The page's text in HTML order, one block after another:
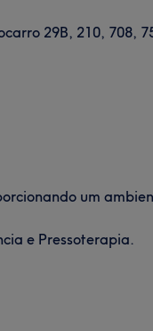
29B, 210, 708,
um
e Pressoterapia.